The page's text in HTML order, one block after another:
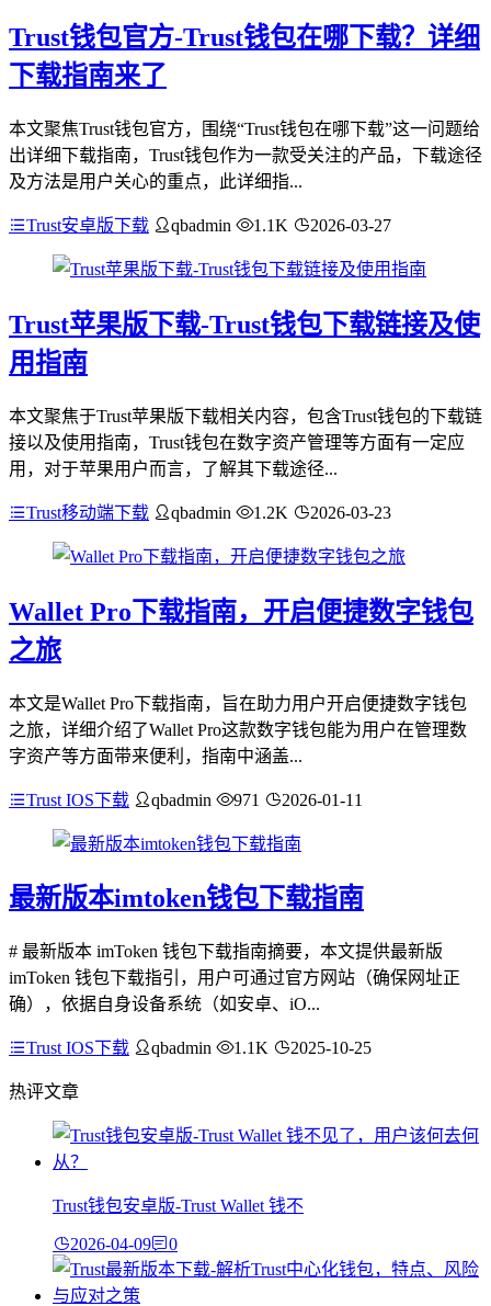
Trust钱包官方-Trust钱包在哪下载？详细
下载指南来了
本文聚焦Trust钱包官方，围绕“Trust钱包在哪下载”这一问题给
出详细下载指南，Trust钱包作为一款受关注的产品，下载途径
及方法是用户关心的重点，此详细指...
Trust安卓版下载 qbadmin 1.1K 2026-03-27
Trust苹果版下载-Trust钱包下载链接及使
用指南
本文聚焦于Trust苹果版下载相关内容，包含Trust钱包的下载链
接以及使用指南，Trust钱包在数字资产管理等方面有一定应
用，对于苹果用户而言，了解其下载途径...
Trust移动端下载 qbadmin 1.2K 2026-03-23
Wallet Pro下载指南，开启便捷数字钱包
之旅
本文是Wallet Pro下载指南，旨在助力用户开启便捷数字钱包
之旅，详细介绍了Wallet Pro这款数字钱包能为用户在管理数
字资产等方面带来便利，指南中涵盖...
Trust IOS下载 qbadmin 971 2026-01-11
最新版本imtoken钱包下载指南
# 最新版本 imToken 钱包下载指南摘要，本文提供最新版
imToken 钱包下载指引，用户可通过官方网站（确保网址正
确），依据自身设备系统（如安卓、iO...
Trust IOS下载 qbadmin 1.1K 2025-10-25
热评文章
Trust钱包安卓版-Trust Wallet 钱不
2026-04-09 0